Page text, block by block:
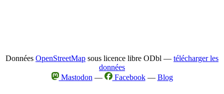
Données OpenStreetMap sous licence libre ODbl — télécharger les
données
Mastodon — Facebook— Blog